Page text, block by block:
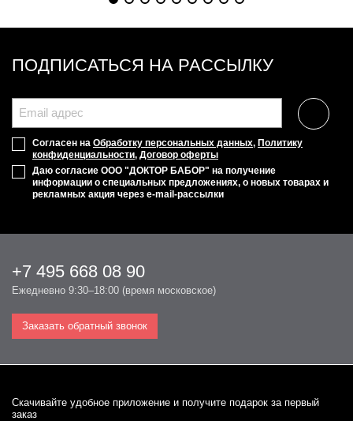
ПОДПИСАТЬСЯ НА РАССЫЛКУ
Согласен на Обработку персональных данных, Политику
конфиденциальности, Договор оферты
Даю согласие ООО "ДОКТОР БАБОР" на получение
информации о специальных предложениях, о новых товарах и
рекламных акция через e-mail-рассылки
+7 495 668 08 90
Ежедневно 9:30–18:00 (время московское)
Заказать обратный звонок
Cкачивайте удобное приложение и получите подарок за первый
заказ